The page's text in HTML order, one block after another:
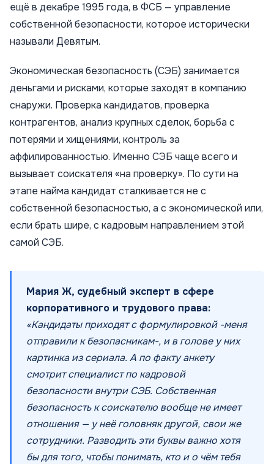
ещё в декабре 1995 года, в ФСБ — управление
собственной безопасности, которое исторически
называли Девятым.
Экономическая безопасность (СЭБ) занимается
деньгами и рисками, которые заходят в компанию
снаружи. Проверка кандидатов, проверка
контрагентов, анализ крупных сделок, борьба с
потерями и хищениями, контроль за
аффилированностью. Именно СЭБ чаще всего и
вызывает соискателя «на проверку». По сути на
этапе найма кандидат сталкивается не с
собственной безопасностью, а с экономической или,
если брать шире, с кадровым направлением этой
самой СЭБ.
Мария Ж, судебный эксперт в сфере
корпоративного и трудового права:
«Кандидаты приходят с формулировкой -меня
отправили к безопасникам-, и в голове у них
картинка из сериала. А по факту анкету
смотрит специалист по кадровой
безопасности внутри СЭБ. Собственная
безопасность к соискателю вообще не имеет
отношения — у неё головняк другой, свои же
сотрудники. Разводить эти буквы важно хотя
бы для того, чтобы понимать, кто и о чём тебя